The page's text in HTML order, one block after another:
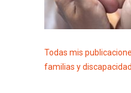
Todas mis
familias y discapacidad